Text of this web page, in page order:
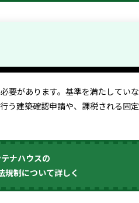
があります。基準を満たしてい
建築確認申請や、課税される固
ナハウスの
規制について詳しく